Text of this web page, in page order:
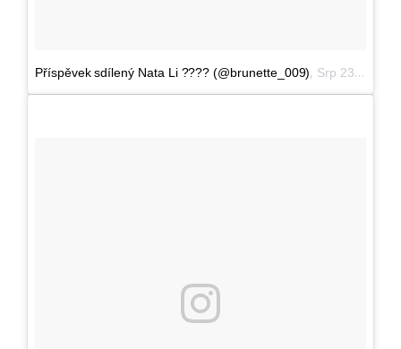
Příspěvek sdílený Nata Li ???? (@brunette_009), Srp 23, 2016 v 10:49 PDT